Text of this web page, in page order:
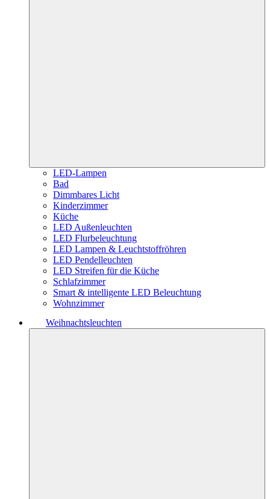
LED-Lampen
Bad
Dimmbares Licht
Kinderzimmer
Küche
LED Außenleuchten
LED Flurbeleuchtung
LED Lampen & Leuchtstoffröhren
LED Pendelleuchten
LED Streifen für die Küche
Schlafzimmer
Smart & intelligente LED Beleuchtung
Wohnzimmer
Weihnachtsleuchten